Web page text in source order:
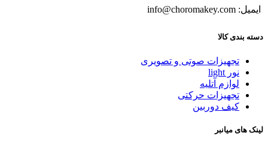
ایمیل: info@choromakey.com
دسته بندی کالا
تجهیزات صوتی و تصویری
نور light
لوازم آتلیه
تجهیزات حرکتی
کیف دوربین
لینک های میانبر